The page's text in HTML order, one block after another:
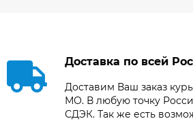
Доставка по всей
Доставим Ваш заказ
МО. В любую точку
СДЭК. Так же есть